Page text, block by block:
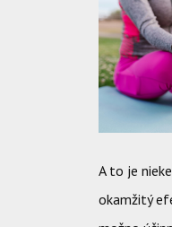
A to je
okamžitý